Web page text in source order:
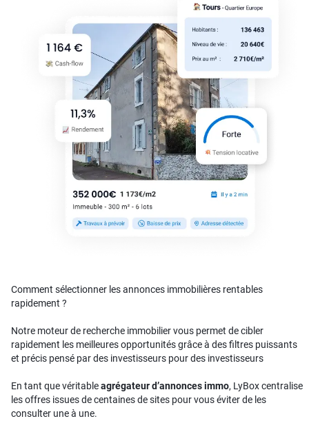
Comment sélectionner les annonces immobilières rentables
rapidement ?
Notre moteur de recherche immobilier vous permet de cibler
rapidement les meilleures opportunités grâce à des filtres puissants
et précis pensé par des investisseurs pour des investisseurs
En tant que véritableagrégateur d’annonces immo, LyBox centralise
les offres issues de centaines de sites pour vous éviter de les
consulter une à une.